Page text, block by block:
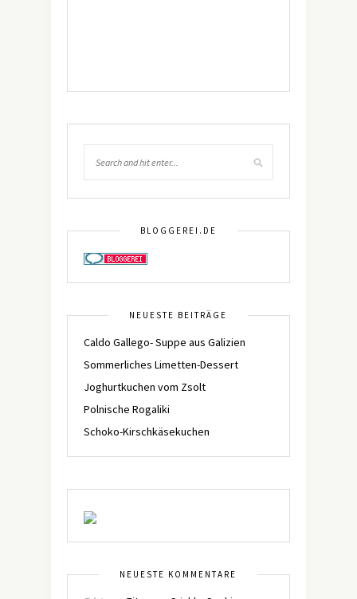
BLOGGEREI.DE
NEUESTE BEITRÄGE
Caldo Gallego- Suppe aus Galizien
Sommerliches Limetten-Dessert
Joghurtkuchen vom Zsolt
Polnische Rogaliki
Schoko-Kirschkäsekuchen
NEUESTE KOMMENTARE